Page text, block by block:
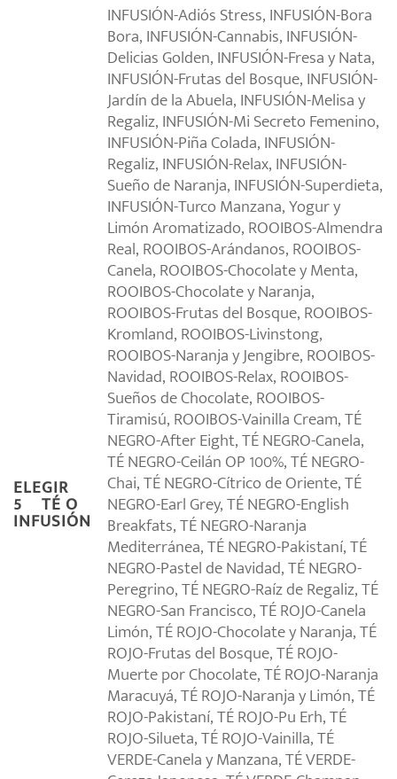
ELEGIR
5º TÉ O
INFUSIÓN
INFUSIÓN-Adiós Stress, INFUSIÓN-Bora
Bora, INFUSIÓN-Cannabis, INFUSIÓN-
Delicias Golden, INFUSIÓN-Fresa y Nata,
INFUSIÓN-Frutas del Bosque, INFUSIÓN-
Jardín de la Abuela, INFUSIÓN-Melisa y
Regaliz, INFUSIÓN-Mi Secreto Femenino,
INFUSIÓN-Piña Colada, INFUSIÓN-
Regaliz, INFUSIÓN-Relax, INFUSIÓN-
Sueño de Naranja, INFUSIÓN-Superdieta,
INFUSIÓN-Turco Manzana, Yogur y
Limón Aromatizado, ROOIBOS-Almendra
Real, ROOIBOS-Arándanos, ROOIBOS-
Canela, ROOIBOS-Chocolate y Menta,
ROOIBOS-Chocolate y Naranja,
ROOIBOS-Frutas del Bosque, ROOIBOS-
Kromland, ROOIBOS-Livinstong,
ROOIBOS-Naranja y Jengibre, ROOIBOS-
Navidad, ROOIBOS-Relax, ROOIBOS-
Sueños de Chocolate, ROOIBOS-
Tiramisú, ROOIBOS-Vainilla Cream, TÉ
NEGRO-After Eight, TÉ NEGRO-Canela,
TÉ NEGRO-Ceilán OP 100%, TÉ NEGRO-
Chai, TÉ NEGRO-Cítrico de Oriente, TÉ
NEGRO-Earl Grey, TÉ NEGRO-English
Breakfats, TÉ NEGRO-Naranja
Mediterránea, TÉ NEGRO-Pakistaní, TÉ
NEGRO-Pastel de Navidad, TÉ NEGRO-
Peregrino, TÉ NEGRO-Raíz de Regaliz, TÉ
NEGRO-San Francisco, TÉ ROJO-Canela
Limón, TÉ ROJO-Chocolate y Naranja, TÉ
ROJO-Frutas del Bosque, TÉ ROJO-
Muerte por Chocolate, TÉ ROJO-Naranja
Maracuyá, TÉ ROJO-Naranja y Limón, TÉ
ROJO-Pakistaní, TÉ ROJO-Pu Erh, TÉ
ROJO-Silueta, TÉ ROJO-Vainilla, TÉ
VERDE-Canela y Manzana, TÉ VERDE-